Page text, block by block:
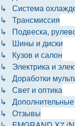
↳ Система
↳ Трансмиссия
↳ Подвеска,
↳ Шины и диски
↳ Кузов и салон
↳ Электрика и
↳ Доработки
↳ Свет и оптика
↳ Дополнительные
↳ Отзывы